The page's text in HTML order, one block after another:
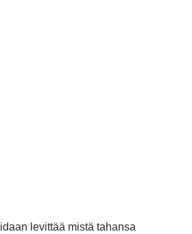
levittää mistä tahansa